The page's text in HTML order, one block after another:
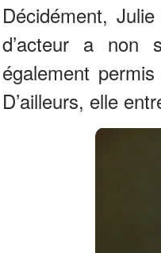
Décidément,
d’acteur a non
également
D’ailleurs, elle